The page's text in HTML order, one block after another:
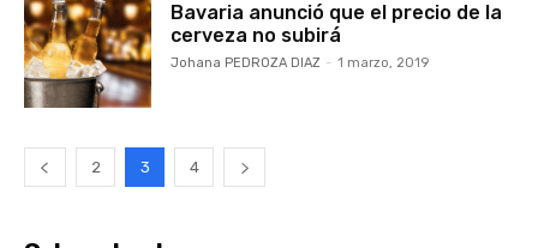
Bavaria anunció que el precio de la
cerveza no subirá
Johana PEDROZA DIAZ - 1 marzo, 2019
2 3 4